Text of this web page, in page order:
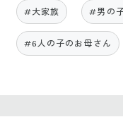
#大家族 #男の
#6人の子のお母さん